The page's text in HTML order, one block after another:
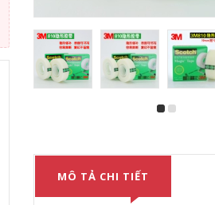
su Bắn xốp Đóng
Dày băng dính xốp
MÔ TẢ CHI TIẾT